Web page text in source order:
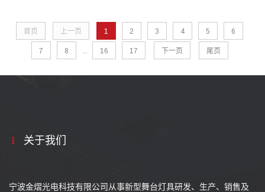
首页 上一页 1 2 3 4 5 6
7 8 ... 16 17 下一页 尾页
关于我们
宁波金熠光电科技有限公司从事新型舞台灯具研发、生产、销售及